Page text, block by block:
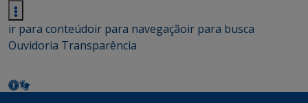
ir para conteúdoir para navegaçãoir para busca
Ouvidoria Transparência